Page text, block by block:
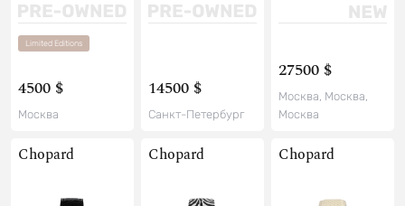
Limited Editions
4500 $
Москва
14500 $
Санкт-Петербург
27500 $
Москва, Москва,
Москва
Chopard Chopard Chopard